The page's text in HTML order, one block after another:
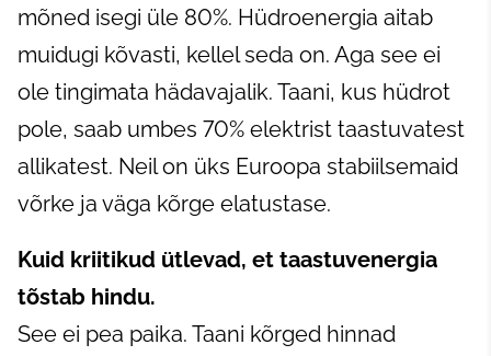
mõned isegi üle 80%. Hüdroenergia aitab
muidugi kõvasti, kellel seda on. Aga see ei
ole tingimata hädavajalik. Taani, kus hüdrot
pole, saab umbes 70% elektrist taastuvatest
allikatest. Neil on üks Euroopa stabiilsemaid
võrke ja väga kõrge elatustase.
Kuid kriitikud ütlevad, et taastuvenergia
tõstab hindu.
See ei pea paika. Taani kõrged hinnad